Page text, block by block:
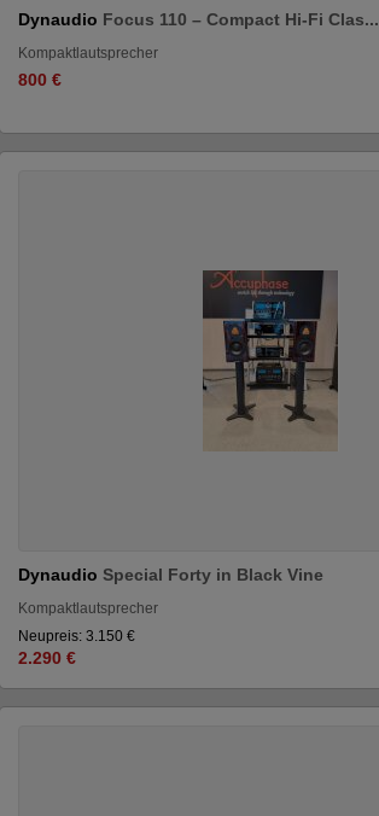
Dynaudio Focus 110 – Compact Hi-Fi Clas...
Kompaktlautsprecher
800 €
Dynaudio Special Forty in Black Vine
Kompaktlautsprecher
Neupreis: 3.150 €
2.290 €